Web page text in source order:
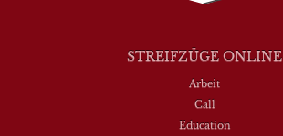
STREIFZÜGE ONLINE
Arbeit
Call
Education